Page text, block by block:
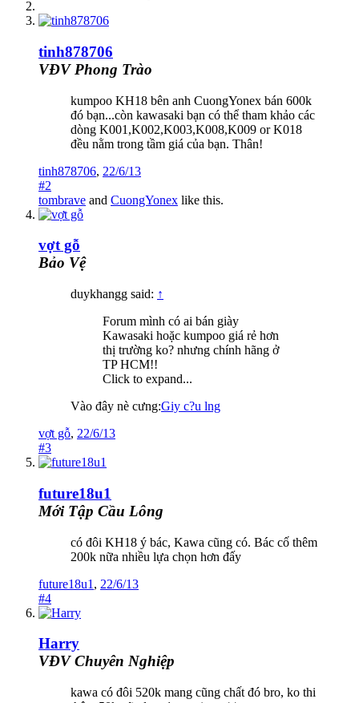
tinh878706
VĐV Phong Trào
kumpoo KH18 bên anh CuongYonex bán 600k
đó bạn...còn kawasaki bạn có thể tham khảo các
dòng K001,K002,K003,K008,K009 or K018
đều nằm trong tầm giá của bạn. Thân!
tinh878706, 22/6/13
#2
tombrave and CuongYonex like this.
vợt gỗ
Bảo Vệ
duykhangg said: ↑
Forum mình có ai bán giày
Kawasaki hoặc kumpoo giá rẻ hơn
thị trường ko? nhưng chính hãng ở
TP HCM!!
Click to expand...
Vào đây nè cưng:Giy c?u lng
vợt gỗ, 22/6/13
#3
future18u1
Mới Tập Cầu Lông
có đôi KH18 ý bác, Kawa cũng có. Bác cố thêm
200k nữa nhiều lựa chọn hơn đấy
future18u1 , 22/6/13
#4
Harry
VĐV Chuyên Nghiệp
kawa có đôi 520k mang cũng chất đó bro, ko thi